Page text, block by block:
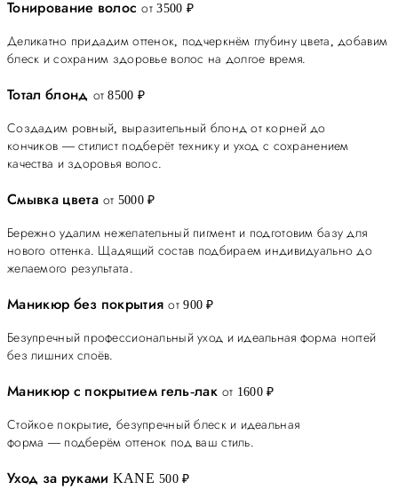
Тонирование волос от 3500 ₽
Деликатно придадим оттенок, подчеркнём глубину цвета, добавим
блеск и сохраним здоровье волос на долгое время.
Тотал блонд от 8500 ₽
Создадим ровный, выразительный блонд от корней до
кончиков — стилист подберёт технику и уход с сохранением
качества и здоровья волос.
Смывка цвета от 5000 ₽
Бережно удалим нежелательный пигмент и подготовим базу для
нового оттенка. Щадящий состав подбираем индивидуально до
желаемого результата.
Маникюр без покрытия от 900 ₽
Безупречный профессиональный уход и идеальная форма ногтей
без лишних слоёв.
Маникюр с покрытием гель-лак от 1600 ₽
Стойкое покрытие, безупречный блеск и идеальная
форма — подберём оттенок под ваш стиль.
Уход за руками KANE 500 ₽